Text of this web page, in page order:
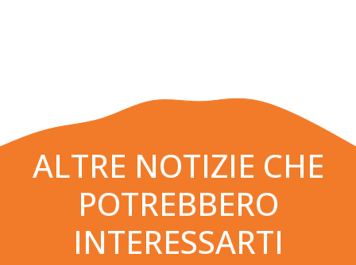
ALTRE NOTIZIE CHE
POTREBBERO
INTERESSARTI